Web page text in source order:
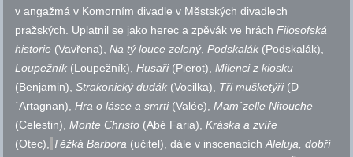
v angažmá v Komorním divadle v Městských divadlech
pražských. Uplatnil se jako herec a zpěvák ve hráchFilosofská
historie (Vavřena), Na tý louce zelený,Podskalák (Podskalák),
Loupežník (Loupežník), Husaři (Pierot), Milenci z kiosku
(Benjamin), Strakonický dudák (Vocilka), Tři mušketýři (D
´Artagnan), Hra o lásce a smrti (Valée), Mam´zelle Nitouche
(Celestin),Monte Christo (Abé Faria), Kráska a zvíře
(Otec), Těžká Barbora (učitel), dále v inscenacích Aleluja, dobří